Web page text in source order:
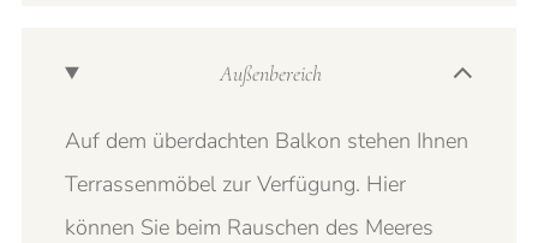
Außenbereich
Auf dem überdachten Balkon stehen Ihnen
Terrassenmöbel zur Verfügung. Hier
können Sie beim Rauschen des Meeres